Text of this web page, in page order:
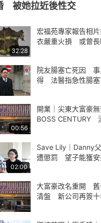
被她拉近後性交
32:28
宏福苑專家報告相
衣嚴重火損 或曾長
院友腸塞亡死因 事
得 法醫指急性腸塞
00:56
開業｜尖東大富豪
BOSS CENTURY
02:00
Save Lily｜Danny
遭懲罰 望子能獲安
大富豪改名重開 舊
清盤 新公司再簽十